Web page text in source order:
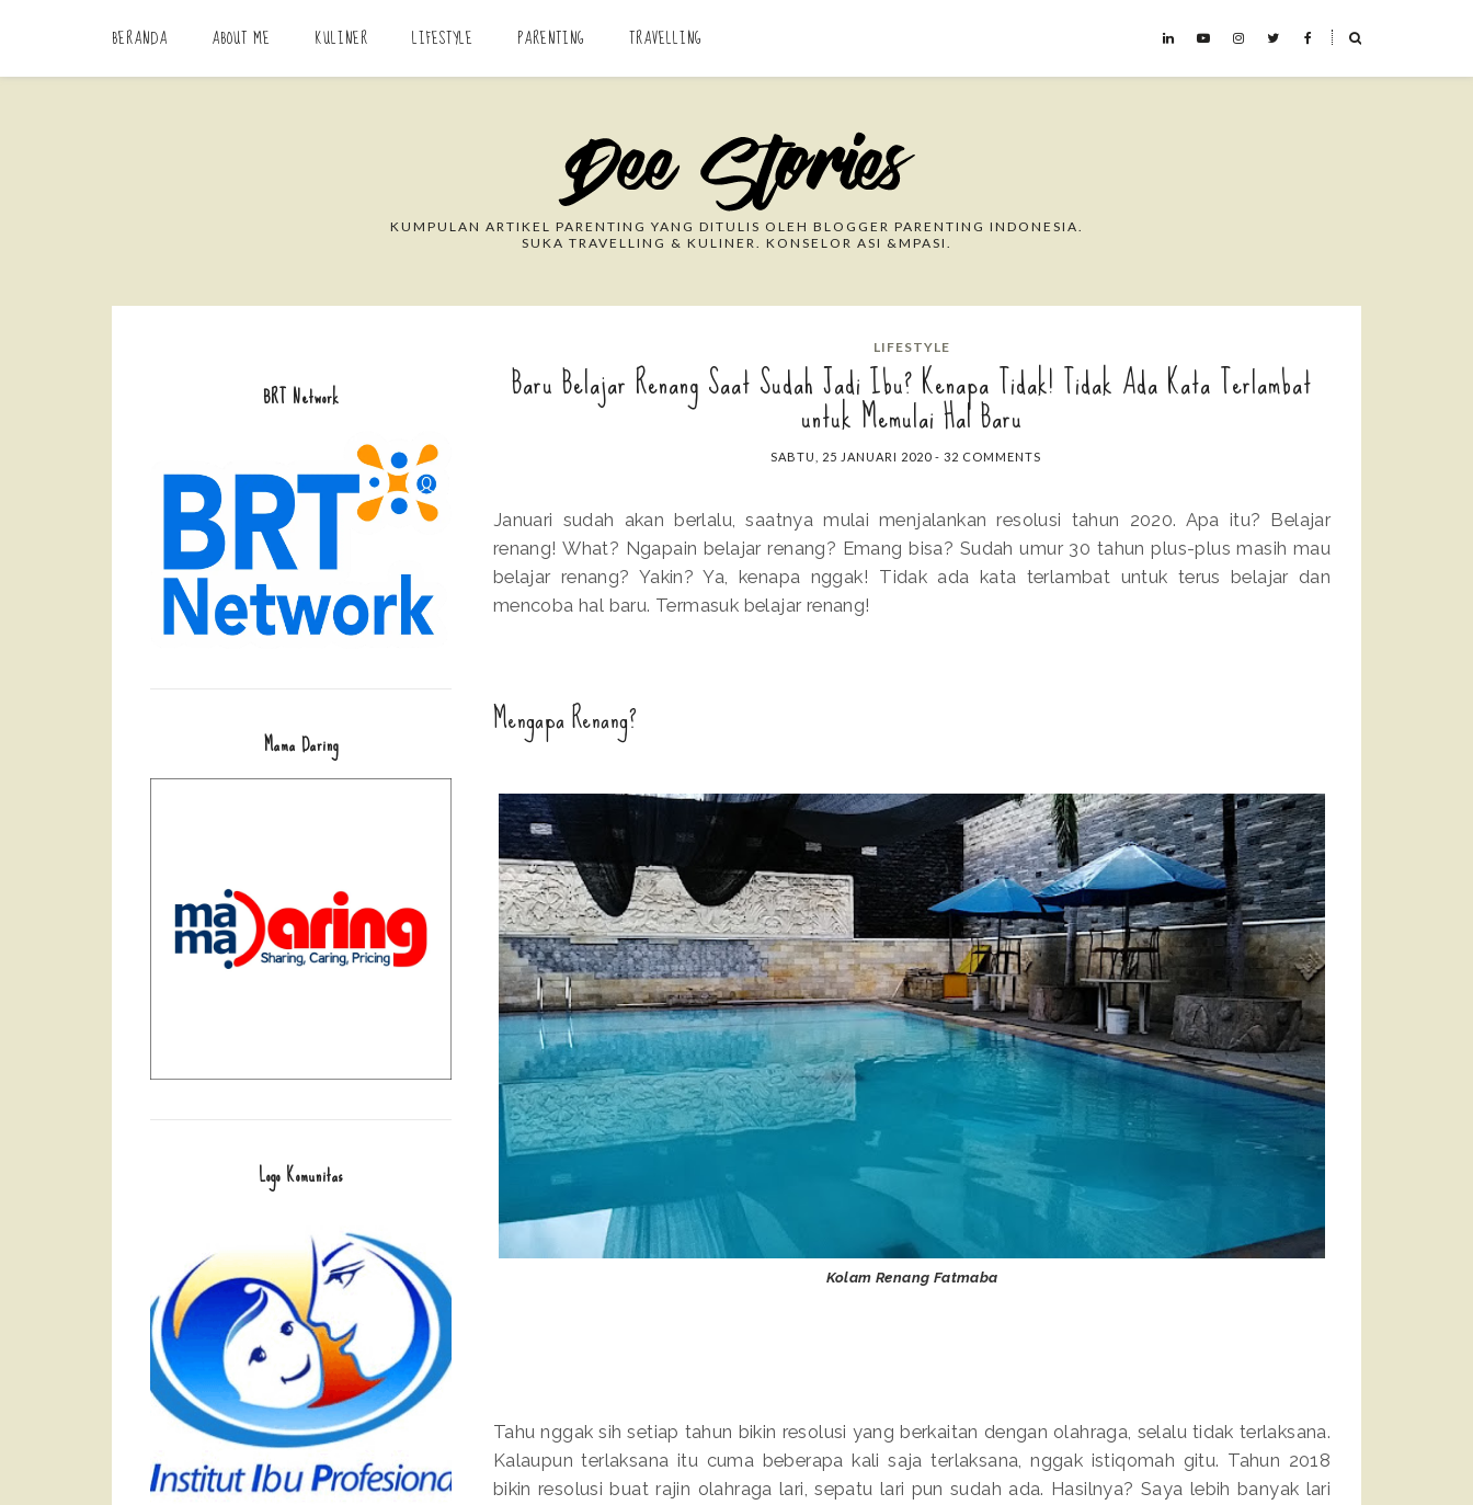
BERANDA ABOUT ME KULINER LIFESTYLE PARENTING TRAVELLING ˟
Search This Blog
KUMPULAN ARTIKEL PARENTING YANG DITULIS OLEH BLOGGER PARENTING INDONESIA.
SUKA TRAVELLING & KULINER. KONSELOR ASI &MPASI.
LIFESTYLE
Baru Belajar Renang Saat Sudah Jadi Ibu? Kenapa Tidak! Tidak Ada Kata Terlambat
untuk Memulai Hal Baru
SABTU, 25 JANUARI 2020 - 32 COMMENTS
Januari sudah akan berlalu, saatnya mulai menjalankan resolusi tahun 2020. Apa itu? Belajar
renang! What? Ngapain belajar renang? Emang bisa? Sudah umur 30 tahun plus-plus masih mau
belajar renang? Yakin? Ya, kenapa nggak! Tidak ada kata terlambat untuk terus belajar dan
mencoba hal baru. Termasuk belajar renang!
Mengapa Renang?
Kolam Renang Fatmaba
Tahu nggak sih setiap tahun bikin resolusi yang berkaitan dengan olahraga, selalu tidak terlaksana.
Kalaupun terlaksana itu cuma beberapa kali saja terlaksana, nggak istiqomah gitu. Tahun 2018
bikin resolusi buat rajin olahraga lari, sepatu lari pun sudah ada. Hasilnya? Saya lebih banyak lari
BRT Network
Mama Daring
Logo Komunitas